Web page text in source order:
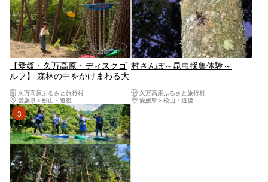
【愛媛・久万高原・ディスクゴ
ルフ】 森林の中をかけまわる大
久万高原ふるさと旅行村
愛媛県
松山・道後
村さんぽ～昆虫採集体験～
久万高原ふるさと旅行村
愛媛県
松山・道後
3位